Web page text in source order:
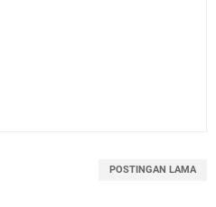
POSTINGAN LAMA